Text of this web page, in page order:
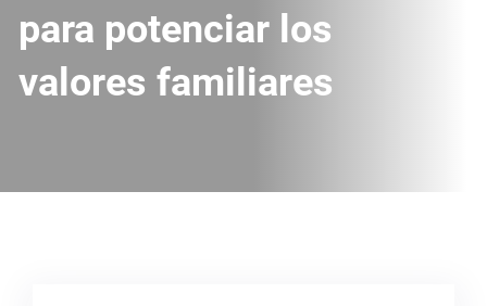
para potenciar los
valores familiares